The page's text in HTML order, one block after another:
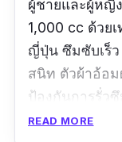
ผู้ชายและผู้หญิ
1,000 cc ด้วย
ญี่ปุ่น ซึมซับเร็
สนิท ตัวผ้าอ้อ
ป้องกันการรั่ว
ความนุ่มสบาย
READ MORE